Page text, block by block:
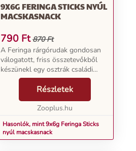
9X6G FERINGA STICKS NYÚL
MACSKASNACK
790 Ft 870 Ft
A Feringa rárgórudak gondosan
válogatott, friss összetevőkből
készünekl egy osztrák családi
üzemben. A szeretetteljesen
összeállított receptúrák
gabonamentesek és nagy
arányban tartalmaznak értékes ál...
Részletek
Zooplus.hu
Hasonlók, mint 9x6g Feringa Sticks
nyúl macskasnack